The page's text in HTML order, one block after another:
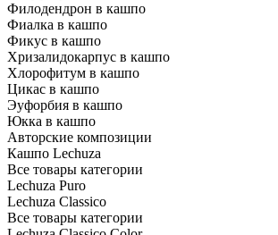
Филодендрон в кашпо
Фиалка в кашпо
Фикус в кашпо
Хризалидокарпус в кашпо
Хлорофитум в кашпо
Цикас в кашпо
Эуфорбия в кашпо
Юкка в кашпо
Авторские композиции
Кашпо Lechuza
Все товары категории
Lechuza Puro
Lechuza Classico
Все товары категории